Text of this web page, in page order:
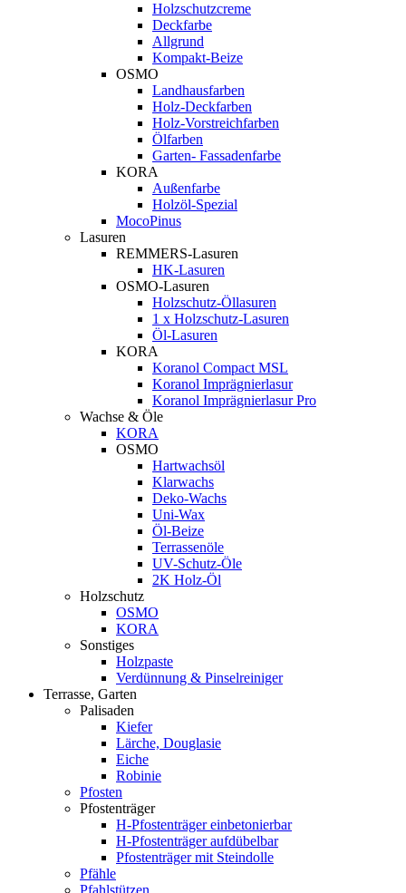
Holzschutzcreme
Deckfarbe
Allgrund
Kompakt-Beize
OSMO
Landhausfarben
Holz-Deckfarben
Holz-Vorstreichfarben
Ölfarben
Garten- Fassadenfarbe
KORA
Außenfarbe
Holzöl-Spezial
MocoPinus
Lasuren
REMMERS-Lasuren
HK-Lasuren
OSMO-Lasuren
Holzschutz-Öllasuren
1 x Holzschutz-Lasuren
Öl-Lasuren
KORA
Koranol Compact MSL
Koranol Imprägnierlasur
Koranol Imprägnierlasur Pro
Wachse & Öle
KORA
OSMO
Hartwachsöl
Klarwachs
Deko-Wachs
Uni-Wax
Öl-Beize
Terrassenöle
UV-Schutz-Öle
2K Holz-Öl
Holzschutz
OSMO
KORA
Sonstiges
Holzpaste
Verdünnung & Pinselreiniger
Terrasse, Garten
Palisaden
Kiefer
Lärche, Douglasie
Eiche
Robinie
Pfosten
Pfostenträger
H-Pfostenträger einbetonierbar
H-Pfostenträger aufdübelbar
Pfostenträger mit Steindolle
Pfähle
Pfahlstützen